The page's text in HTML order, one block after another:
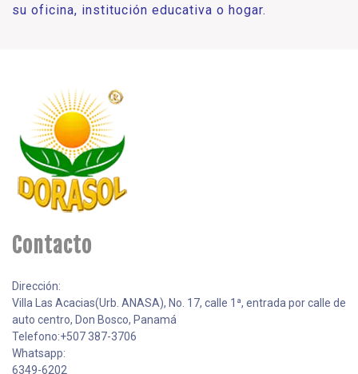
su oficina, institución educativa o hogar.
Contacto
Dirección:
Villa Las Acacias(Urb. ANASA), No. 17, calle 1ª, entrada por calle de
auto centro, Don Bosco, Panamá
Telefono:+507 387-3706
Whatsapp:
6349-6202